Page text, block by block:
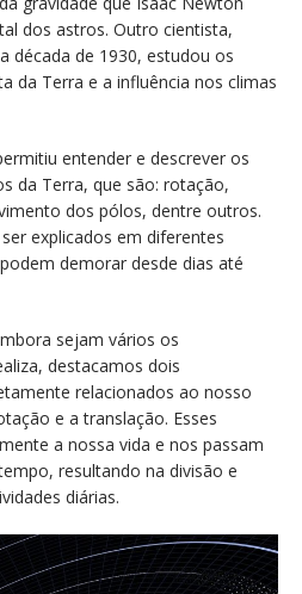
dos astros. Outro cientista,
década de 1930, estudou os
da Terra e a influência nos climas
entender e descrever os
da Terra, que são: rotação,
dos pólos, dentre outros.
explicados em diferentes
demorar desde dias até
sejam vários os
destacamos dois
relacionados ao nosso
e a translação. Esses
a nossa vida e nos passam
resultando na divisão e
diárias.